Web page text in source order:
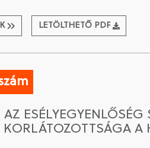
LETÖLTHETŐ PDF
KORLÁTOZOTTSÁGA A